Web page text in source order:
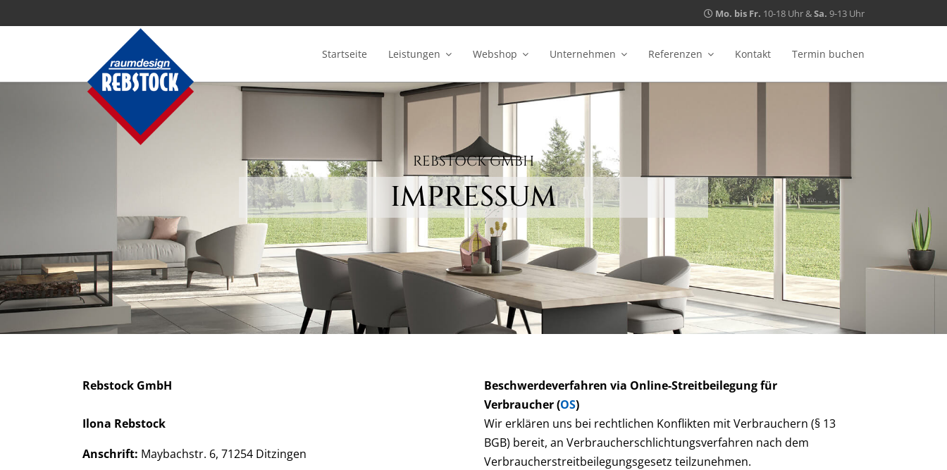
Mo. bis Fr. 10-18 Uhr &Sa. 9-13 Uhr
Startseite Leistungen Webshop Unternehmen Referenzen Kontakt Termin buchen
REBSTOCK GMBH
IMPRESSUM
Rebstock GmbH
Ilona Rebstock
Anschrift: Maybachstr. 6, 71254 Ditzingen
Beschwerdeverfahren via Online-Streitbeilegung für
Verbraucher (OS)
Wir erklären uns bei rechtlichen Konflikten mit Verbrauchern (§ 13
BGB) bereit, an Verbraucherschlichtungsverfahren nach dem
Verbraucherstreitbeilegungsgesetz teilzunehmen.